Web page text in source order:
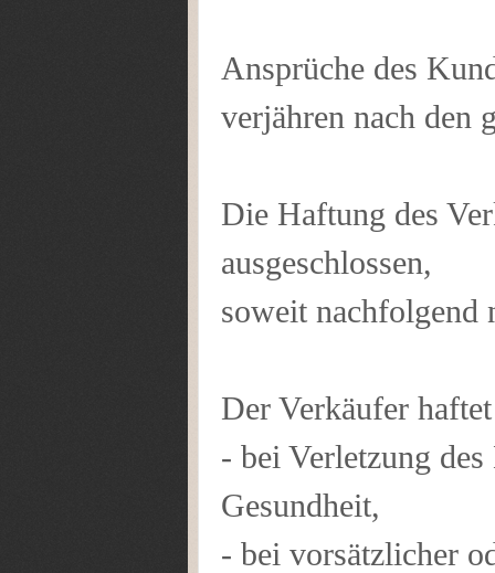
Ansprüche des
verjähren nach den
Die Haftung des
ausgeschlossen,
soweit nachfolgend
Der Verkäufer
- bei Verletzung
Gesundheit,
- bei vorsätzlicher